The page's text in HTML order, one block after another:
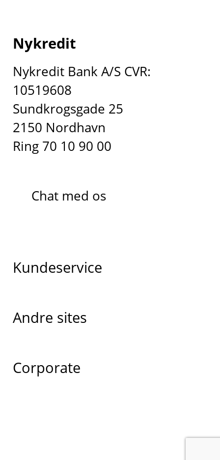
Nykredit
Nykredit Bank A/S CVR:
10519608
Sundkrogsgade 25
2150 Nordhavn
Ring 70 10 90 00
Chat med os
Kundeservice
Andre sites
Corporate